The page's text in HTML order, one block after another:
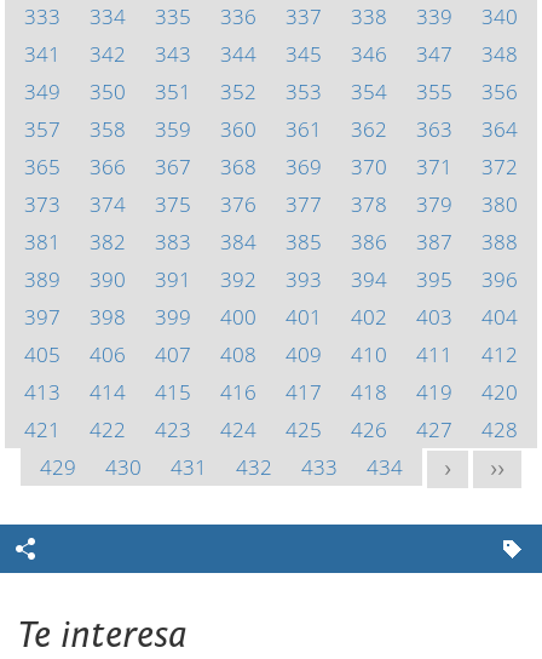
333
334 335 336 337 338 339
340
341
342 343 344 345 346 347
348
349
350 351 352 353 354 355
356
357
358 359 360 361 362 363
364
365
366 367 368 369 370 371
372
373
374 375 376 377 378 379
380
381
382 383 384 385 386 387
388
389
390 391 392 393 394 395
396
397
398 399 400 401 402 403
404
405
406 407 408 409 410 411
412
413
414 415 416 417 418 419
420
421
422 423 424 425 426 427
428
429
430 431 432 433 434 > >>
Te interesa